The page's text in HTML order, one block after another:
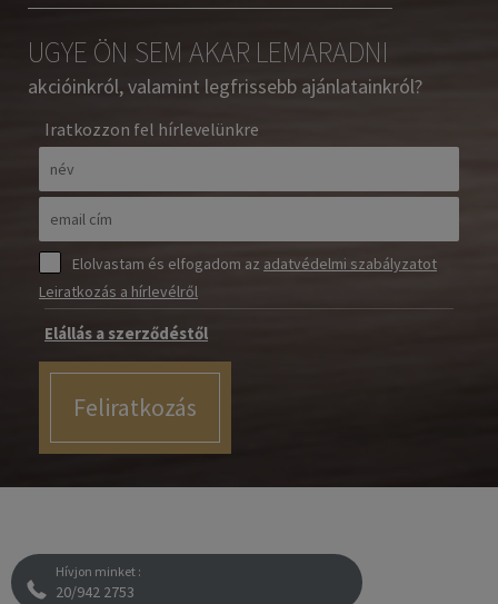
UGYE ÖN SEM AKAR LEMARADNI
akcióinkról, valamint legfrissebb ajánlatainkról?
Iratkozzon fel hírlevelünkre
Elolvastam és elfogadom az adatvédelmi szabályzatot
Leiratkozás a hírlevélről
Elállás a szerződéstől
Feliratkozás
Hívjon minket :
20/942 2753